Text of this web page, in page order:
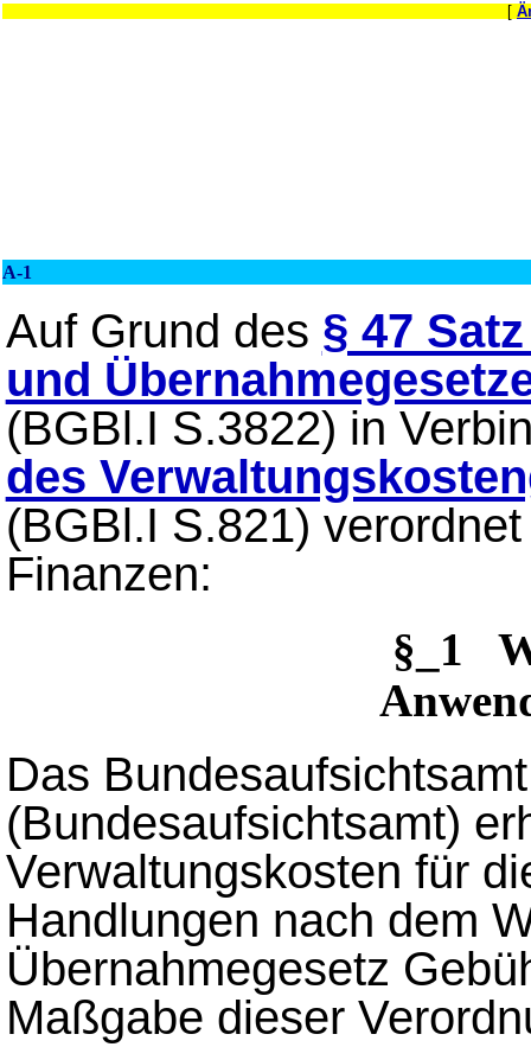
[
A-1
Auf Grund des § 47
und
(BGBl.I S.3822) in
des
(BGBl.I S.821)
Finanzen:
§_1
Das
(Bundesaufsichtsamt)
Verwaltungskosten für
Handlungen nach dem
Übernahmegesetz
Maßgabe dieser